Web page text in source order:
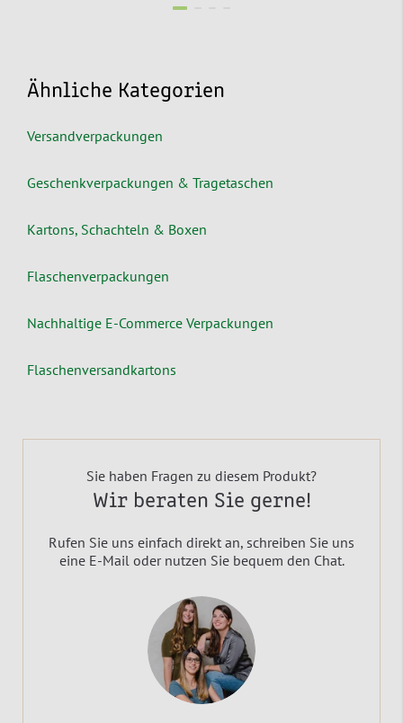
Ähnliche Kategorien
Versandverpackungen
Geschenkverpackungen & Tragetaschen
Kartons, Schachteln & Boxen
Flaschenverpackungen
Nachhaltige E-Commerce Verpackungen
Flaschenversandkartons
Sie haben Fragen zu diesem Produkt?
Wir beraten Sie gerne!
Rufen Sie uns einfach direkt an, schreiben Sie uns
eine E-Mail oder nutzen Sie bequem den Chat.